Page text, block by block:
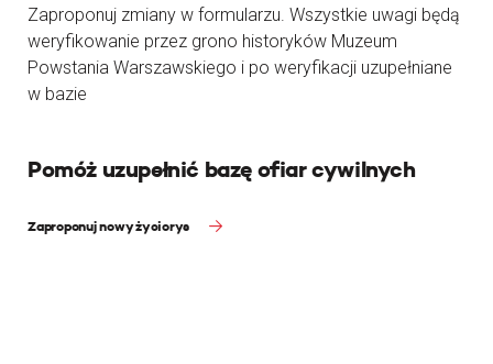
Zaproponuj zmiany w formularzu. Wszystkie uwagi będą
weryfikowanie przez grono historyków Muzeum
Powstania Warszawskiego i po weryfikacji uzupełniane
w bazie
Pomóż uzupełnić bazę ofiar cywilnych
Zaproponuj nowy życiorys